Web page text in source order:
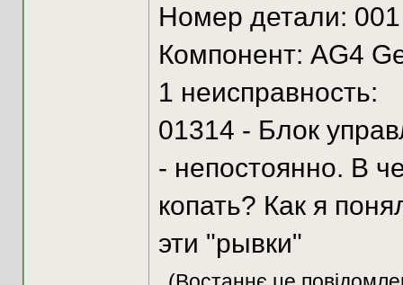
Номер детали:
Компонент: AG4
1 неисправность:
01314 - Блок
- непостоянно. В
копать? Как я
эти "рывки"